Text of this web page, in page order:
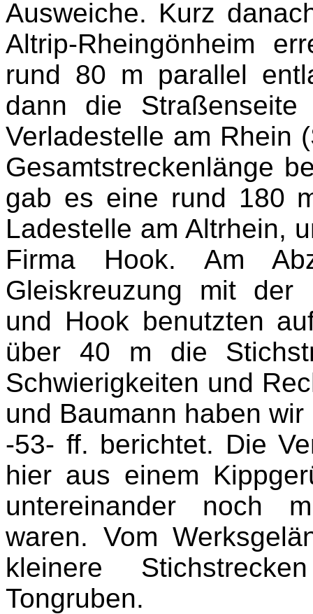
Ausweiche. Kurz
Altrip-Rheingönheim
rund 80 m parallel
dann die
Verladestelle am Rhein
Gesamtstreckenlänge
gab es eine rund 180
Ladestelle am Altrhein,
Firma Hook. Am
Gleiskreuzung mit der
und Hook benutzten
über 40 m die
Schwierigkeiten und
und Baumann haben
-53- ff. berichtet. Die
hier aus einem
untereinander noch
waren. Vom
kleinere
Tongruben.